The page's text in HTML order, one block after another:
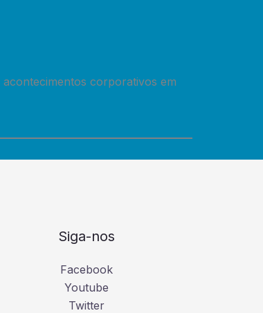
corporativos em
Siga-nos
Facebook
Youtube
Twitter